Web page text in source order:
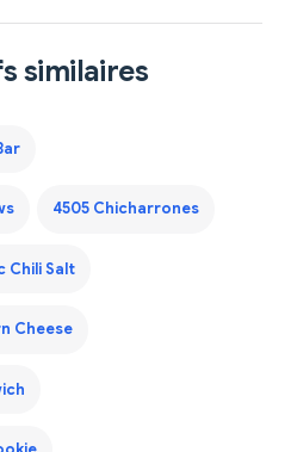
similaires
4505 Chicharrones
Chili Salt
Cheese